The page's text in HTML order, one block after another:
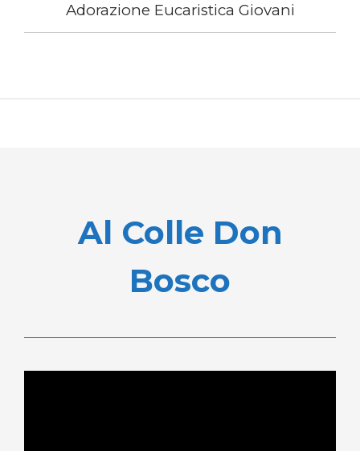
Adorazione Eucaristica Giovani
Al Colle Don
Bosco